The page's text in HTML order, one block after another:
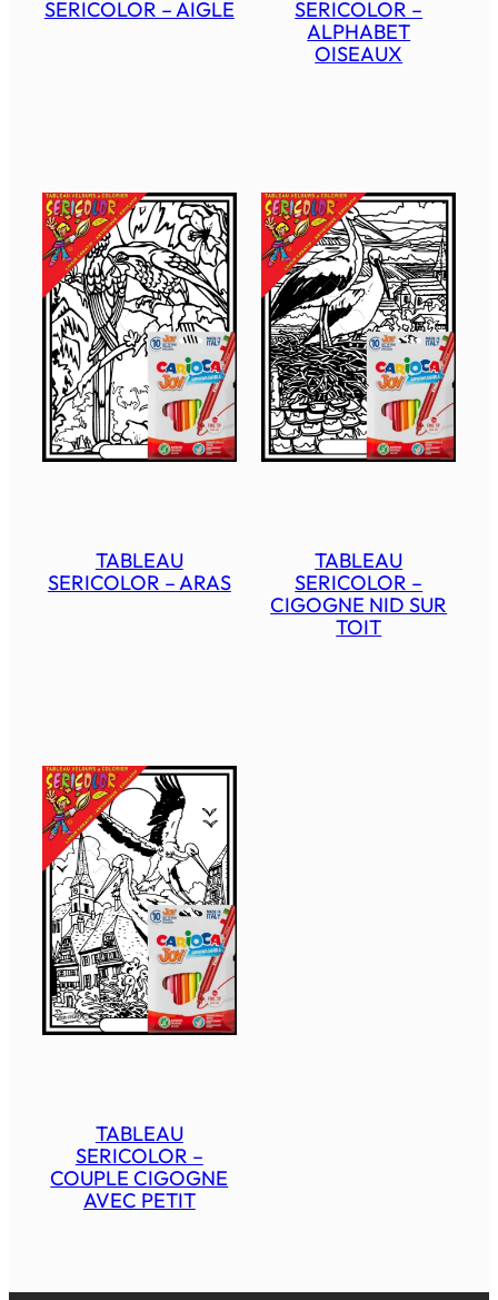
SERICOLOR – AIGLE
SERICOLOR –
ALPHABET
OISEAUX
TABLEAU
SERICOLOR – ARAS
TABLEAU
SERICOLOR –
CIGOGNE NID SUR
TOIT
TABLEAU
SERICOLOR –
COUPLE CIGOGNE
AVEC PETIT